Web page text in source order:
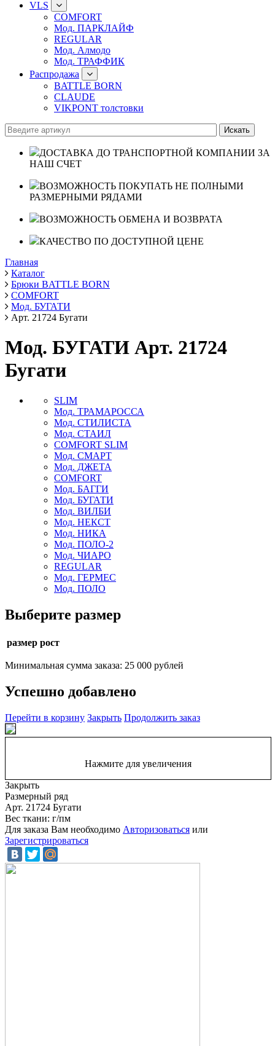
VLS
COMFORT
Мод. ПАРКЛАЙФ
REGULAR
Мод. Алмодо
Мод. ТРАФФИК
Распродажа
BATTLE BORN
CLAUDE
VIKPONT толстовки
ДОСТАВКА ДО ТРАНСПОРТНОЙ КОМПАНИИ ЗА
НАШ СЧЕТ
ВОЗМОЖНОСТЬ ПОКУПАТЬ НЕ ПОЛНЫМИ
РАЗМЕРНЫМИ РЯДАМИ
ВОЗМОЖНОСТЬ ОБМЕНА И ВОЗВРАТА
КАЧЕСТВО ПО ДОСТУПНОЙ ЦЕНЕ
Главная
Каталог
Брюки BATTLE BORN
COMFORT
Мод. БУГАТИ
Арт. 21724 Бугати
Мод. БУГАТИ Арт. 21724
Бугати
SLIM
Мод. ТРАМАРОССА
Мод. СТИЛИСТА
Мод. СТАИЛ
COMFORT SLIM
Мод. СМАРТ
Мод. ДЖЕТА
COMFORT
Мод. БАГГИ
Мод. БУГАТИ
Мод. ВИЛБИ
Мод. НЕКСТ
Мод. НИКА
Мод. ПОЛО-2
Мод. ЧИАРО
REGULAR
Мод. ГЕРМЕС
Мод. ПОЛО
Выберите размер
размер рост
Минимальная сумма заказа: 25 000 рублей
Успешно добавлено
Перейти в корзину Закрыть Продолжить заказ
Нажмите для увеличения
Закрыть
Размерный ряд
Арт. 21724 Бугати
Вес ткани: г/пм
Для заказа Вам необходимо Авторизоваться или
Зарегистрироваться